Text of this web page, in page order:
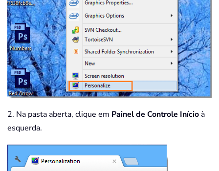
2. Na pasta aberta, clique em Painel de Controle Inícioà
esquerda.